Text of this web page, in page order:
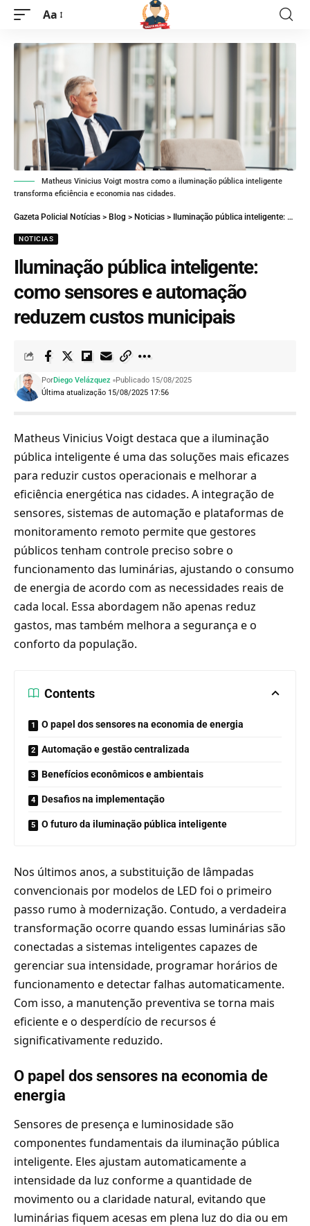
Aa
Matheus Vinicius Voigt mostra como a iluminação pública inteligente
transforma eficiência e economia nas cidades.
Gazeta Policial Notícias > Blog > Noticias > Iluminação pública inteligente: como sensores e automação reduzem custos municipais
NOTICIAS
Iluminação pública inteligente:
como sensores e automação
reduzem custos municipais
Última atualização 15/08/2025 17:56
PorDiego Velázquez Publicado 15/08/2025
Matheus Vinicius Voigt destaca que a iluminação
pública inteligente é uma das soluções mais eficazes
para reduzir custos operacionais e melhorar a
eficiência energética nas cidades. A integração de
sensores, sistemas de automação e plataformas de
monitoramento remoto permite que gestores
públicos tenham controle preciso sobre o
funcionamento das luminárias, ajustando o consumo
de energia de acordo com as necessidades reais de
cada local. Essa abordagem não apenas reduz
gastos, mas também melhora a segurança e o
conforto da população.
Contents
O papel dos sensores na economia de energia
Automação e gestão centralizada
Benefícios econômicos e ambientais
Desafios na implementação
O futuro da iluminação pública inteligente
Nos últimos anos, a substituição de lâmpadas
convencionais por modelos de LED foi o primeiro
passo rumo à modernização. Contudo, a verdadeira
transformação ocorre quando essas luminárias são
conectadas a sistemas inteligentes capazes de
gerenciar sua intensidade, programar horários de
funcionamento e detectar falhas automaticamente.
Com isso, a manutenção preventiva se torna mais
eficiente e o desperdício de recursos é
significativamente reduzido.
O papel dos sensores na economia de
energia
Sensores de presença e luminosidade são
componentes fundamentais da iluminação pública
inteligente. Eles ajustam automaticamente a
intensidade da luz conforme a quantidade de
movimento ou a claridade natural, evitando que
luminárias fiquem acesas em plena luz do dia ou em